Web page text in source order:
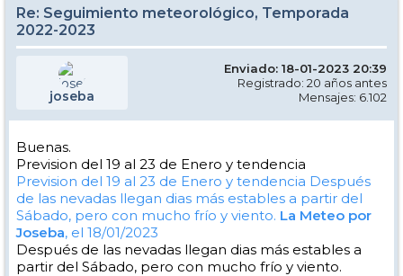
Re: Seguimiento meteorológico, Temporada
2022-2023
joseba
Enviado: 18-01-2023 20:39
Registrado: 20 años antes
Mensajes: 6.102
Buenas.
Prevision del 19 al 23 de Enero y tendencia
Prevision del 19 al 23 de Enero y tendencia Después
de las nevadas llegan dias más estables a partir del
Sábado, pero con mucho frío y viento. La Meteo por
Joseba, el 18/01/2023
Después de las nevadas llegan dias más estables a
partir del Sábado, pero con mucho frío y viento.